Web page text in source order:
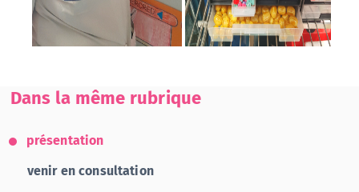
Dans la même rubrique
présentation
venir en consultation